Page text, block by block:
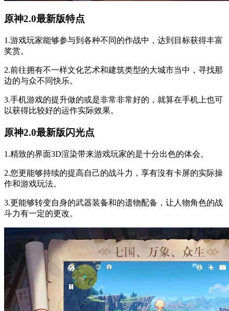
原神2.0最新版特点
1.游戏玩家能够参与到各种不同的作战中，达到目标获得丰富
奖赏。
2.前往拥有不一样文化艺术和建筑类型的大城市当中，寻找那
边的与众不同快乐。
3.手机游戏的提升做的或是非常非常好的，就算在手机上也可
以获得比较好的运作实际效果。
原神2.0最新版闪光点
1.精致的界面3D渲染带来游戏玩家的是十分出色的体会。
2.您更能够持续的提高自己的战斗力，享有沒有卡屏的实际操
作和游戏玩法。
3.更能够转变自身的武器装备和的遗物配备，让人物角色的战
斗力有一定的更改。